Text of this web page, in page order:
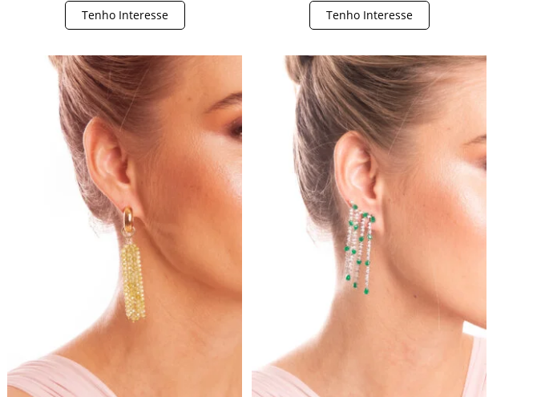
Tenho Interesse Tenho Interesse